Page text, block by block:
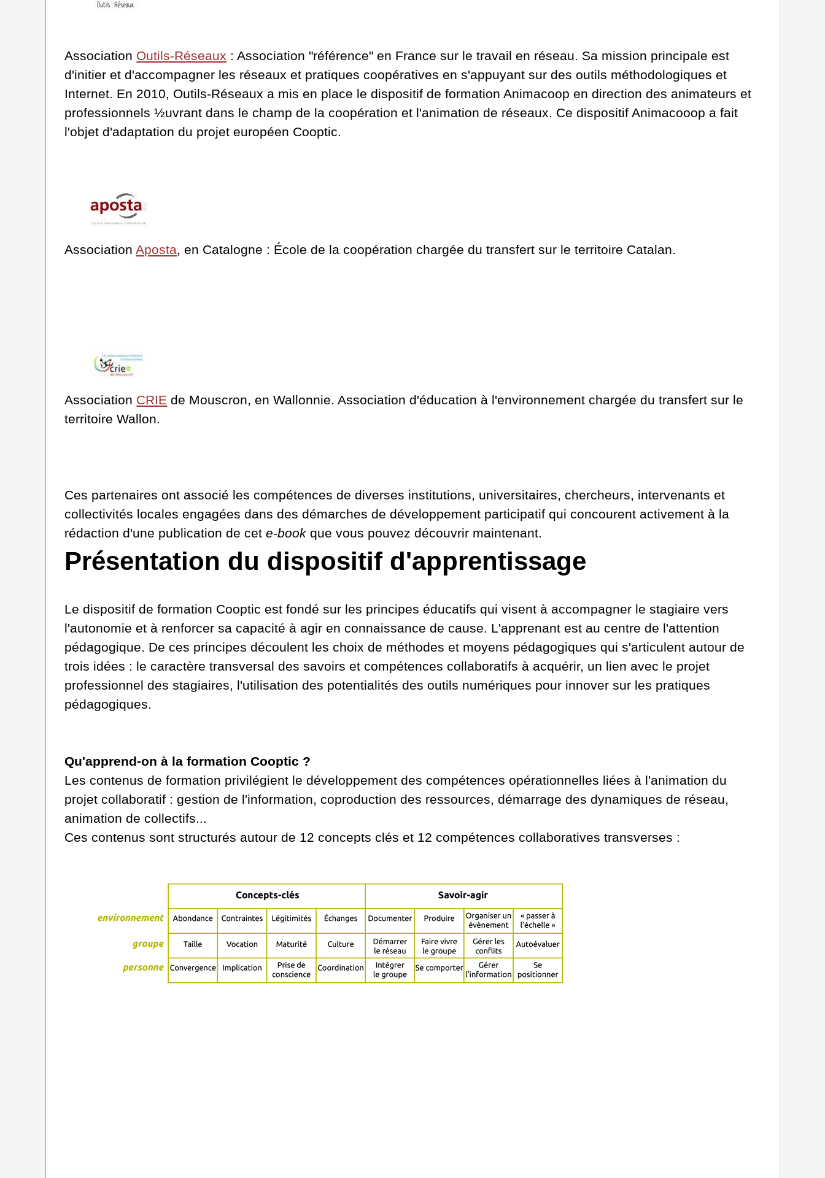
Association Outils-Réseaux : Association "référence" en France sur le travail en réseau. Sa mission principale est
d'initier et d'accompagner les réseaux et pratiques coopératives en s'appuyant sur des outils méthodologiques et
Internet. En 2010, Outils-Réseaux a mis en place le dispositif de formation Animacoop en direction des animateurs et
professionnels ½uvrant dans le champ de la coopération et l'animation de réseaux. Ce dispositif Animacooop a fait
l'objet d'adaptation du projet européen Cooptic.
Association Aposta , en Catalogne : École de la coopération chargée du transfert sur le territoire Catalan.
Association CRIE de Mouscron, en Wallonnie. Association d'éducation à l'environnement chargée du transfert sur le
territoire Wallon.
Ces partenaires ont associé les compétences de diverses institutions, universitaires, chercheurs, intervenants et
collectivités locales engagées dans des démarches de développement participatif qui concourent activement à la
rédaction d'une publication de cete-book que vous pouvez découvrir maintenant.
Présentation du dispositif d'apprentissage
Le dispositif de formation Cooptic est fondé sur les principes éducatifs qui visent à accompagner le stagiaire vers
l'autonomie et à renforcer sa capacité à agir en connaissance de cause. L'apprenant est au centre de l'attention
pédagogique. De ces principes découlent les choix de méthodes et moyens pédagogiques qui s'articulent autour de
trois idées : le caractère transversal des savoirs et compétences collaboratifs à acquérir, un lien avec le projet
professionnel des stagiaires, l'utilisation des potentialités des outils numériques pour innover sur les pratiques
pédagogiques.
Qu'apprend-on à la formation Cooptic ?
Les contenus de formation privilégient le développement des compétences opérationnelles liées à l'animation du
projet collaboratif : gestion de l'information, coproduction des ressources, démarrage des dynamiques de réseau,
animation de collectifs...
Ces contenus sont structurés autour de 12 concepts clés et 12 compétences collaboratives transverses :